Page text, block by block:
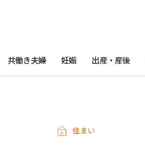
共働き夫婦 妊娠 出産・産後
住まい